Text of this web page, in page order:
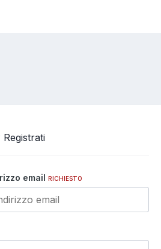
Registrati
email RICHIESTO